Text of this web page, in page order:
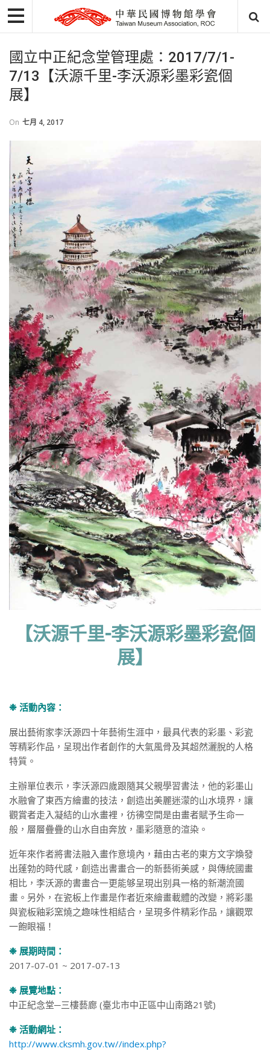
國立中正紀念堂管理處：2017/7/1-
7/13【沃源千里-李沃源彩墨彩瓷個
展】
On 七月 4, 2017
【沃源千里-李沃源彩墨彩瓷個
展】
❉ 活動內容：
展出藝術家李沃源四十年藝術生涯中，最具代表的彩墨、彩瓷
等精彩作品，呈現出作者創作的大氣風骨及其超然灑脫的人格
特質。
主辦單位表示，李沃源四歲跟隨其父親學習書法，他的彩墨山
水融會了東西方繪畫的技法，創造出美麗迷濛的山水境界，讓
觀賞者走入凝結的山水畫裡，彷彿空間是由畫者賦予生命一
般，層層疊疊的山水自由奔放，墨彩隨意的渲染。
近年來作者將書法融入畫作意境內，藉由古老的東方文字煥發
出蓬勃的時代感，創造出書畫合一的新藝術美感，與傳統國畫
相比，李沃源的書畫合一更能够呈現出别具一格的新潮流國
畫。另外，在瓷板上作畫是作者近來繪畫載體的改變，將彩墨
與瓷板釉彩窯燒之趣味性相結合，呈現多件精彩作品，讓觀眾
一飽眼福！
❉ 展期時間：
2017-07-01 ~ 2017-07-13
❉ 展覽地點：
中正紀念堂─三樓藝廊 (臺北市中正區中山南路21號)
❉ 活動網址：
http://www.cksmh.gov.tw//index.php?